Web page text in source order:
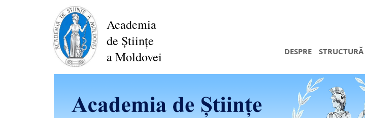
Academia
de Științe
a Moldovei
DESPRE STRUCTURĂ